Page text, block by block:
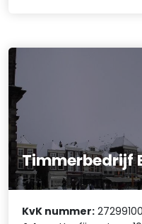
Timmerbedrijf
KvK nummer: 27299100